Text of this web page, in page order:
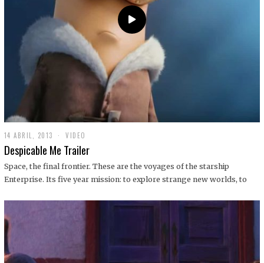
14 ABRIL, 2013
9
D
C
I
1
VIDEO
Despicable Me Trailer
Space, the final frontier. These are the voyages of the starship
Enterprise. Its five year mission: to explore strange new worlds, to